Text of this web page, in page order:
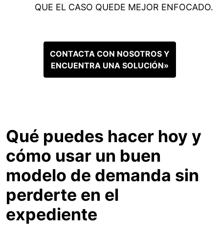
QUE EL CASO QUEDE MEJOR ENFOCADO.
CONTACTA CON NOSOTROS Y
ENCUENTRA UNA SOLUCIÓN»
Qué puedes hacer hoy y
cómo usar un buen
modelo de demanda sin
perderte en el
expediente